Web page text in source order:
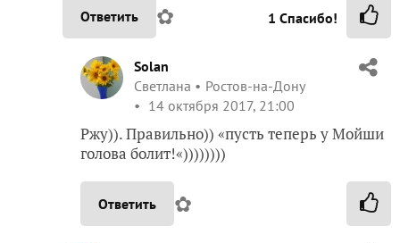
Ответить ✿ 1 Спасибо!
Solan
Светлана
Ростов-на-Дону
14 октября 2017, 21:00
Ржу)). Правильно)) «пусть теперь у Мойши
голова болит!«))))))))
Ответить ✿